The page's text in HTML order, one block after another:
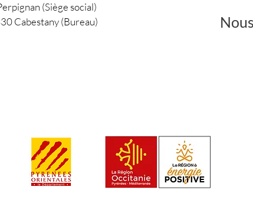
(Siège social)
Cabestany (Bureau)